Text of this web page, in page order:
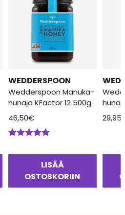
WEDDERSPOON
Wedderspoon Manuka-
hunaja KFactor 12 500g
46,50€
LISÄÄ
OSTOSKORIIN
29,95